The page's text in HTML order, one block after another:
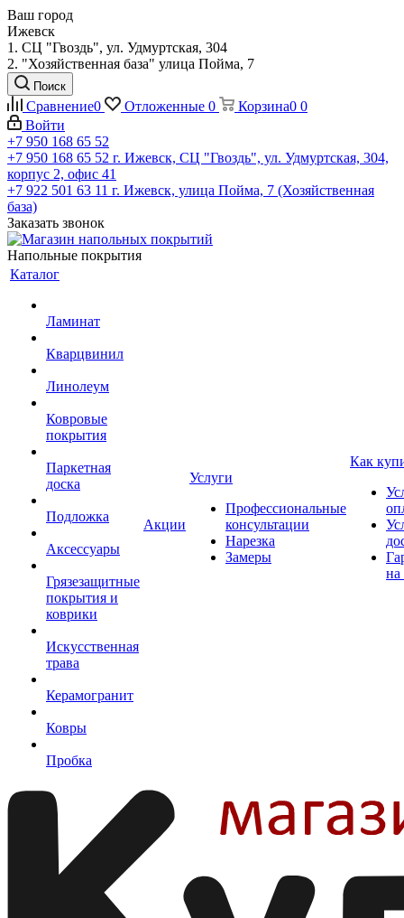
Ваш город
Ижевск
1. СЦ "Гвоздь", ул. Удмуртская, 304
2. "Хозяйственная база" улица Пойма, 7
Поиск
Сравнение0 Отложенные 0 Корзина0 0
Войти
+7 950 168 65 52
+7 950 168 65 52 г. Ижевск, СЦ "Гвоздь", ул. Удмуртская, 304,
корпус 2, офис 41
+7 922 501 63 11 г. Ижевск, улица Пойма, 7 (Хозяйственная
база)
Заказать звонок
Напольные покрытия
Каталог
Ламинат
Кварцвинил
Линолеум
Ковровые
покрытия
Паркетная
доска
Подложка
Аксессуары
Грязезащитные
покрытия и
коврики
Искусственная
трава
Керамогранит
Ковры
Пробка
Акции
Услуги
Профессиональные
консультации
Нарезка
Замеры
Как
на